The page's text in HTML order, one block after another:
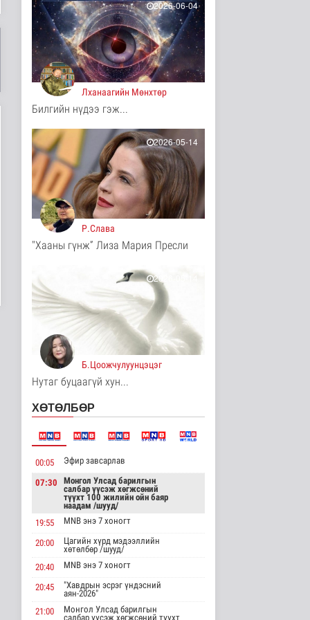
МҮОНРТ-ийн Үндэсний
зөвлөлийн даргаар
Н.Монсор д..
Нийгэм
4 цаг 46 минутын өмнө
АНУ полисиликон
бүтээгдэхүүнд 15
Дэлхийд
4 цаг 51 минутын өмнө
Торгоны замын цуваа
6000 гаруй километр
зам туул..
Байгаль орчин
4 цаг 54 минутын өмнө
"ДЦС-3” ТӨХК-ийн нэн
“Турбингенерат..
Улс төр
4 цаг 9 минутын өмнө
“Цааснаас чөлөөлье”
зөвлөлдөх хэлэлцүүлэг
Улс төр
4 цаг 11 минутын өмнө
4 цаг 14 минутын өмнө
ЦАГ АГААР:
Улаанбаатарт өдөртөө
32 хэм дулаан
Байгаль орчин
4 цаг 19 минутын өмнө
"Цагийн хүрд"
мэдээллийн хөтөлбөр
/2026.08.07/
4 цаг 25 минутын өмнө
Монгол Улсын Төрийн
2026-06-04
Лханаагийн Мөнхтөр
Билгийн нүдээ гэж...
2026-05-14
Р.Слава
"Хааны гүнж” Лиза Мария Пресли
2026-05-14
Б.Цоожчулуунцэцэг
Нутаг буцаагүй хун...
ХӨТӨЛБӨР
00:05 Эфир завсарлав
07:30
Монгол Улсад барилгын
салбар үүсэж хөгжсөний
түүхт 100 жилийн ойн баяр
наадам /шууд/
19:55
MNB энэ 7 хоногт
20:00
Цагийн хүрд мэдээллийн
хөтөлбөр /шууд/
20:40
MNB энэ 7 хоногт
20:45
"Хавдрын эсрэг үндэсний
аян-2026"
21:00
Монгол Улсад барилгын
салбар үүсэж хөгжсөний түүхт